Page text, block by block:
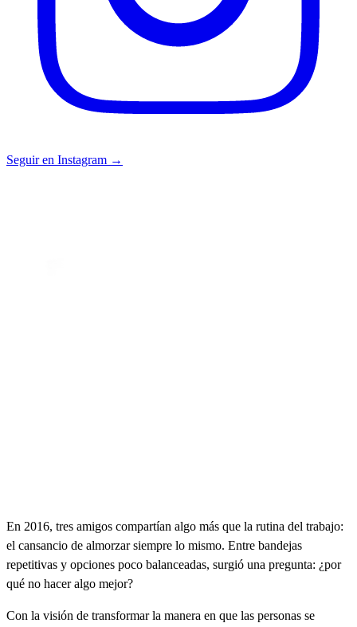
Seguir en Instagram →
En 2016, tres amigos compartían algo más que la rutina del trabajo:
el cansancio de almorzar siempre lo mismo. Entre bandejas
repetitivas y opciones poco balanceadas, surgió una pregunta: ¿por
qué no hacer algo mejor?
Con la visión de transformar la manera en que las personas se